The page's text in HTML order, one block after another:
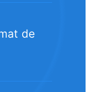
de